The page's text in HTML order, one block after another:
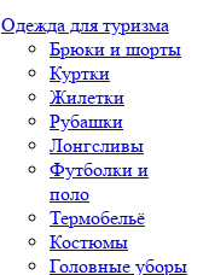
Одежда для туризма
Брюки и шорты
Куртки
Жилетки
Рубашки
Лонгсливы
Футболки и
поло
Термобельё
Костюмы
Головные уборы